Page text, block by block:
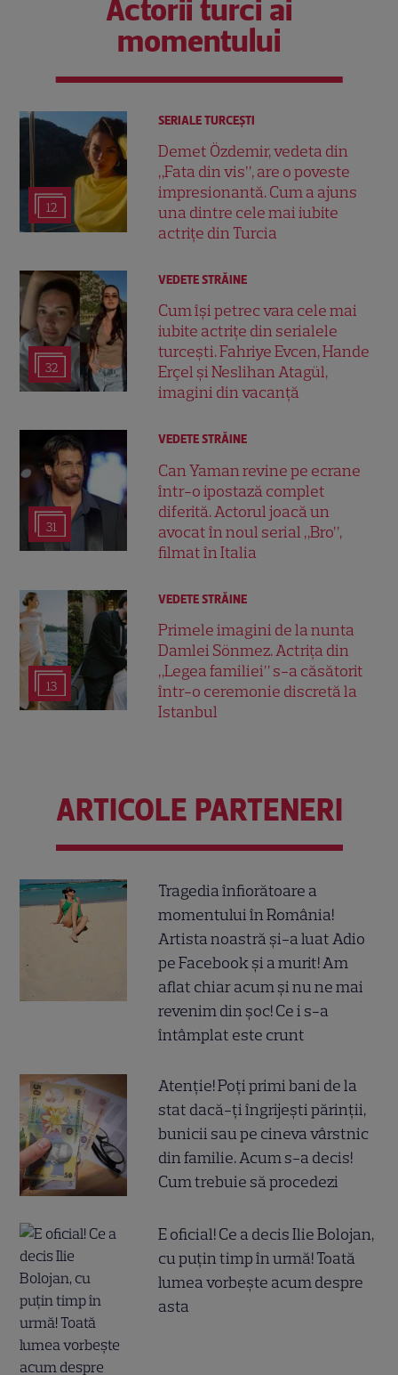
Actorii turci ai
momentului
12
SERIALE TURCEŞTI
Demet Özdemir, vedeta din
„Fata din vis”, are o poveste
impresionantă. Cum a ajuns
una dintre cele mai iubite
actrițe din Turcia
32
VEDETE STRĂINE
Cum își petrec vara cele mai
iubite actrițe din serialele
turcești. Fahriye Evcen, Hande
Erçel și Neslihan Atagül,
imagini din vacanță
31
VEDETE STRĂINE
Can Yaman revine pe ecrane
într-o ipostază complet
diferită. Actorul joacă un
avocat în noul serial „Bro”,
filmat în Italia
13
VEDETE STRĂINE
Primele imagini de la nunta
Damlei Sönmez. Actrița din
„Legea familiei” s-a căsătorit
într-o ceremonie discretă la
Istanbul
ARTICOLE PARTENERI
Tragedia înfiorătoare a
momentului în România!
Artista noastră și-a luat Adio
pe Facebook și a murit! Am
aflat chiar acum și nu ne mai
revenim din șoc! Ce i s-a
întâmplat este crunt
Atenție! Poți primi bani de la
stat dacă-ți îngrijești părinții,
bunicii sau pe cineva vârstnic
din familie. Acum s-a decis!
Cum trebuie să procedezi
E oficial! Ce a decis Ilie Bolojan,
cu puțin timp în urmă! Toată
lumea vorbește acum despre
asta